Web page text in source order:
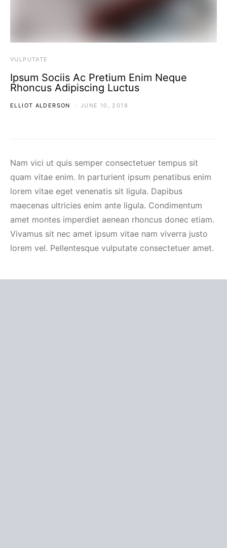
VULPUTATE
Ipsum Sociis Ac Pretium Enim Neque
Rhoncus Adipiscing Luctus
ELLIOT ALDERSON JUNE 10, 2018
Nam vici ut quis semper consectetuer tempus sit
quam vitae enim. In parturient ipsum penatibus enim
lorem vitae eget venenatis sit ligula. Dapibus
maecenas ultricies enim ante ligula. Condimentum
amet montes imperdiet aenean rhoncus donec etiam.
Vivamus sit nec amet ipsum vitae nam viverra justo
lorem vel. Pellentesque vulputate consectetuer amet.